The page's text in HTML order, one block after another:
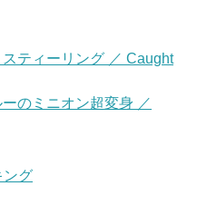
ティーリング ／ Caught
のミニオン超変身 ／
ング